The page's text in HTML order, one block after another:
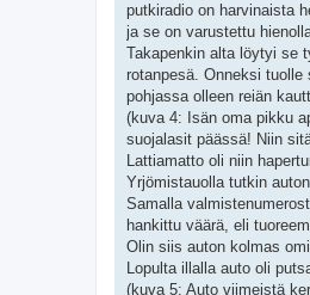
putkiradio on harvinaista
ja se on varustettu
Takapenkin alta löytyi se
rotanpesä. Onneksi tuolle
pohjassa olleen reiän
(kuva 4: Isän oma pikku
suojalasit päässä! Niin
Lattiamatto oli niin
Yrjömistauolla tutkin
Samalla
hankittu väärä, eli
Olin siis auton kolmas
Lopulta illalla auto oli
(kuva 5: Auto viimeistä